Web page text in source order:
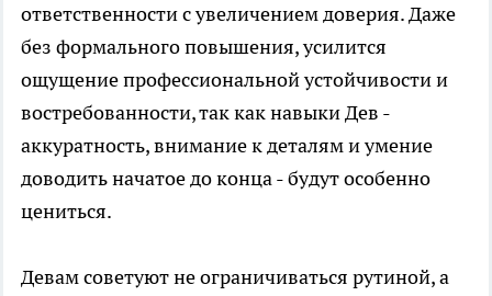
ответственности с увеличением доверия. Даже
без формального повышения, усилится
ощущение профессиональной устойчивости и
востребованности, так как навыки Дев -
аккуратность, внимание к деталям и умение
доводить начатое до конца - будут особенно
цениться.
Девам советуют не ограничиваться рутиной, а